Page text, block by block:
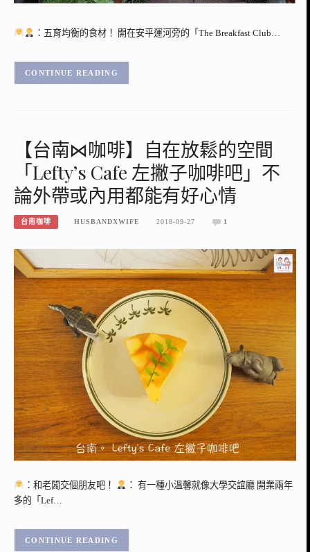
：五育均衡的食材！ 開在安平運河旁的「The Breakfast Club…
CONTINUE READING
【台南⋈咖啡】自在放鬆的空間
「Lefty’s Cafe 左撇子咖啡吧」不
論外帶或內用都能有好心情
台南咖啡 HUSBANDXWIFE 2018-09-27 1
：和老闆交個朋友吧！
： 有一種小溫馨就像大學交誼廳 開業兩年
多的「Lef…
CONTINUE READING